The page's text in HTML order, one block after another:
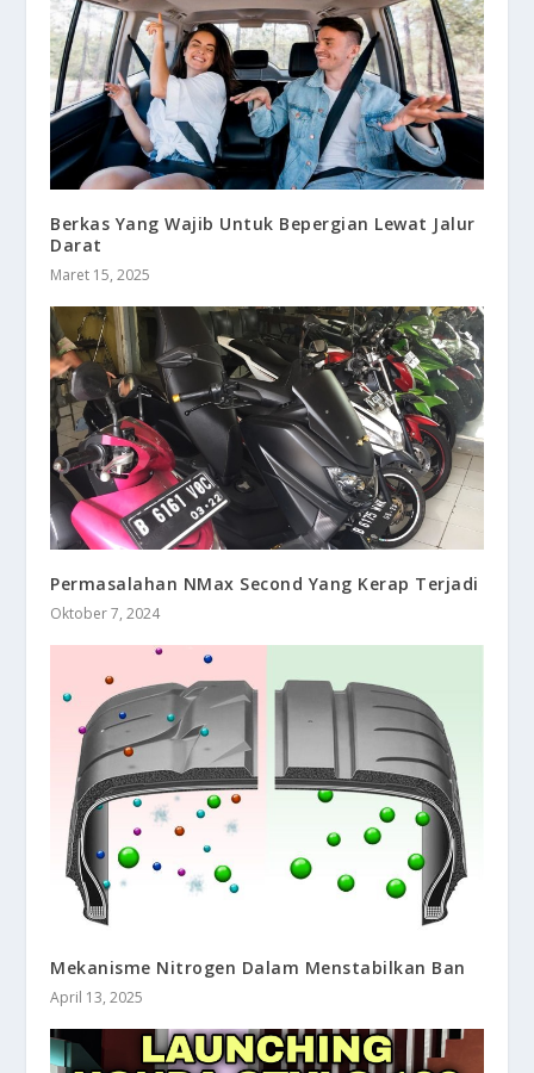
Berkas Yang Wajib Untuk Bepergian Lewat Jalur
Darat
Maret 15, 2025
Permasalahan NMax Second Yang Kerap Terjadi
Oktober 7, 2024
Mekanisme Nitrogen Dalam Menstabilkan Ban
April 13, 2025